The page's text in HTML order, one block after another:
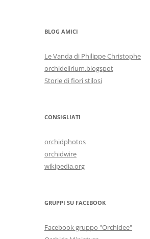
BLOG AMICI
Le Vanda di Philippe Christophe
orchidelirium.blogspot
Storie di fiori stilosi
CONSIGLIATI
orchidphotos
orchidwire
wikipedia.org
GRUPPI SU FACEBOOK
Facebook gruppo "Orchidee"